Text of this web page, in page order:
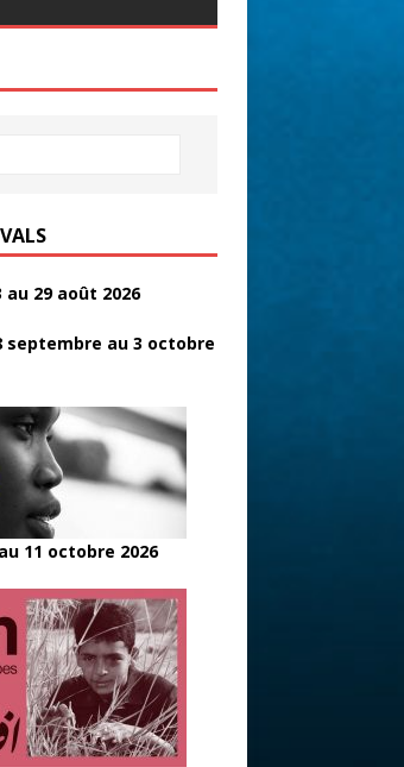
29 août 2026
septembre au 3 octobre
11 octobre 2026